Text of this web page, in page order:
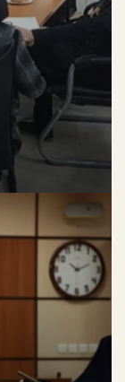
راه اندازی پایگاه
لورم ایپسوم متن
طراحان گرافیک است،
که لازم است، و برای
بهبود ابزارهای
آینده، شناخت فراوان
بیشتری را برای
زبان فارسی ایجاد
در ارائه راهکارها، و
حروفچینی
طراحی اساسا مورد
مرکز تحقیقات